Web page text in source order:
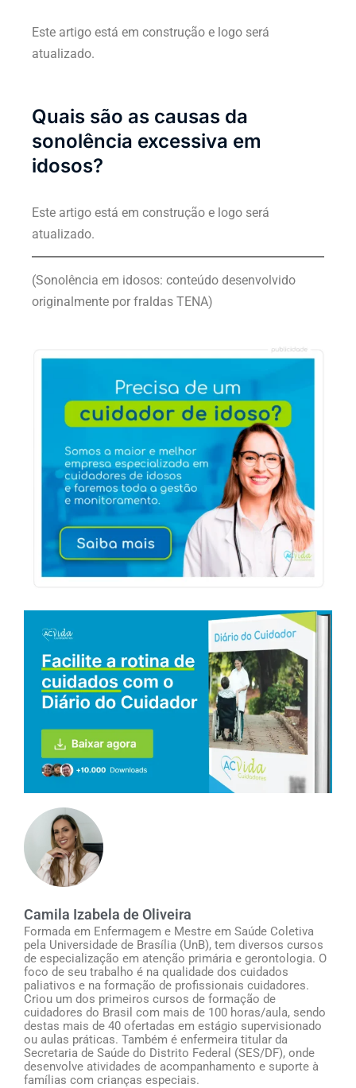
Este artigo está em construção e logo será
atualizado.
Quais são as causas da
sonolência excessiva em
idosos?
Este artigo está em construção e logo será
atualizado.
(Sonolência em idosos: conteúdo desenvolvido
originalmente por fraldas TENA)
Camila Izabela de Oliveira
Formada em Enfermagem e Mestre em Saúde Coletiva
pela Universidade de Brasília (UnB), tem diversos cursos
de especialização em atenção primária e gerontologia. O
foco de seu trabalho é na qualidade dos cuidados
paliativos e na formação de profissionais cuidadores.
Criou um dos primeiros cursos de formação de
cuidadores do Brasil com mais de 100 horas/aula, sendo
destas mais de 40 ofertadas em estágio supervisionado
ou aulas práticas. Também é enfermeira titular da
Secretaria de Saúde do Distrito Federal (SES/DF), onde
desenvolve atividades de acompanhamento e suporte à
famílias com crianças especiais.